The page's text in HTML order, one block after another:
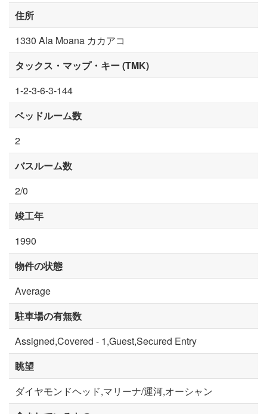
住所
1330 Ala Moana カカアコ
タックス・マップ・キー (TMK)
1-2-3-6-3-144
ベッドルーム数
2
バスルーム数
2/0
竣工年
1990
物件の状態
Average
駐車場の有無数
Assigned,Covered - 1,Guest,Secured Entry
眺望
ダイヤモンドヘッド,マリーナ/運河,オーシャン